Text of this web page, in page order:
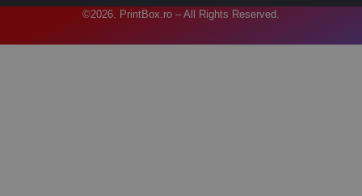
©2026. PrintBox.ro – All Rights Reserved.